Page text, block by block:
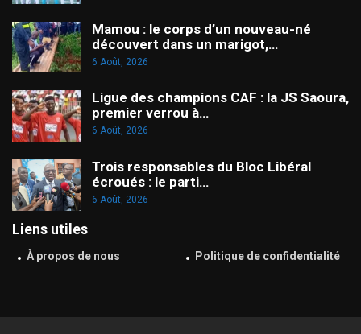
Mamou : le corps d’un nouveau-né
découvert dans un marigot,…
6 Août, 2026
Ligue des champions CAF : la JS Saoura,
premier verrou à…
6 Août, 2026
Trois responsables du Bloc Libéral
écroués : le parti…
6 Août, 2026
Liens utiles
À propos de nous Politique de confidentialité